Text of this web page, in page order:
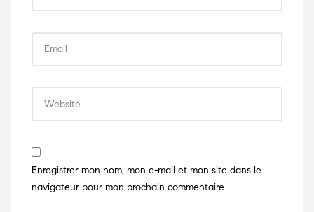
Enregistrer mon nom, mon e-mail et mon site dans le
navigateur pour mon prochain commentaire.